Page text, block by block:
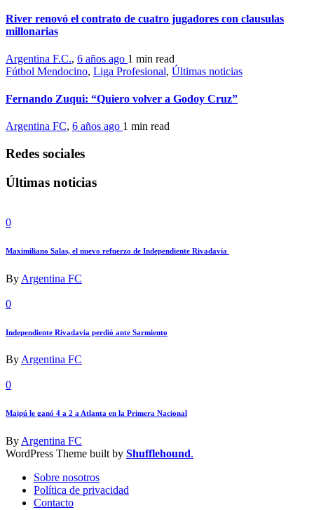
River renovó el contrato de cuatro jugadores con clausulas
millonarias
Argentina F.C., 6 años ago 1 min read
Fútbol Mendocino, Liga Profesional, Últimas noticias
Fernando Zuqui: “Quiero volver a Godoy Cruz”
Argentina FC, 6 años ago 1 min read
Redes sociales
Últimas noticias
0
Maximiliano Salas, el nuevo refuerzo de Independiente Rivadavia
By Argentina FC
0
Independiente Rivadavia perdió ante Sarmiento
ByArgentina FC
0
Maipú le ganó 4 a 2 a Atlanta en la Primera Nacional
ByArgentina FC
WordPress Theme built by Shufflehound.
Sobre nosotros
Política de privacidad
Contacto